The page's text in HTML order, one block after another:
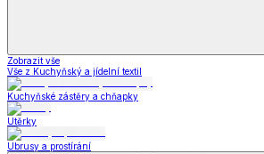
Zobrazit vše
Vše z Kuchyňský a jídelní textil
Kuchyňské zástěry a chňapky
Utěrky
Ubrusy a prostírání